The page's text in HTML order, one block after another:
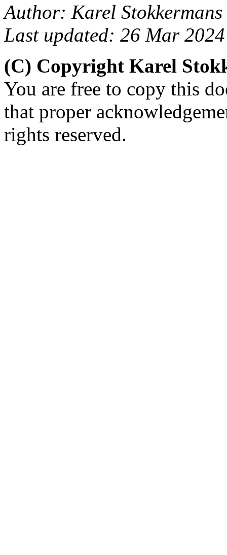
Author: Karel
Last updated: 26 Mar 2024
(C) Copyright Karel
You are free to copy this
that proper
rights reserved.